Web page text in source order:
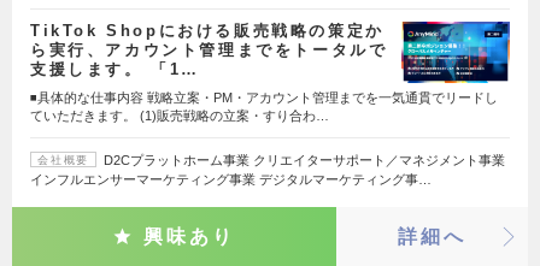
TikTok Shopにおける販売戦略の策定か
ら実行、アカウント管理までをトータルで
支援します。 「1…
◾️具体的な仕事内容 戦略立案・PM・アカウント管理までを一気通貫でリードし
ていただきます。 (1)販売戦略の立案・すり合わ…
会社概要
D2Cプラットホーム事業 クリエイターサポート／マネジメント事業
インフルエンサーマーケティング事業 デジタルマーケティング事…
興味あり 詳細へ